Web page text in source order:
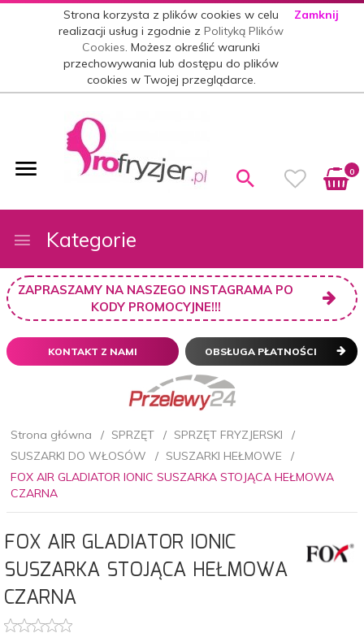
Strona korzysta z plików cookies w celu
realizacji usług i zgodnie zPolityką Plików
Cookies. Możesz określić warunki
przechowywania lub dostępu do plików
cookies w Twojej przeglądarce.
Zamknij
0
Kategorie
ZAPRASZAMY NA NASZEGO INSTAGRAMA PO
KODY PROMOCYJNE!!!
KONTAKT Z NAMI OBSŁUGA PŁATNOŚCI
Strona główna SPRZĘT
SPRZĘT FRYZJERSKI
SUSZARKI DO WŁOSÓW
SUSZARKI HEŁMOWE
FOX AIR GLADIATOR IONIC SUSZARKA STOJĄCA HEŁMOWA
CZARNA
FOX AIR GLADIATOR IONIC
SUSZARKA STOJĄCA HEŁMOWA
CZARNA